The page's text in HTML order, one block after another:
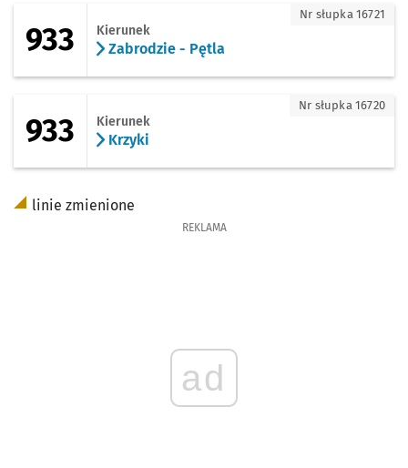
933 - kierunek Zabrodzie - Pętla
933 Kierunek
Zabrodzie - Pętla
Nr słupka 16721
933 Kierunek
Krzyki
Nr słupka 16720
linie zmienione
REKLAMA
ad